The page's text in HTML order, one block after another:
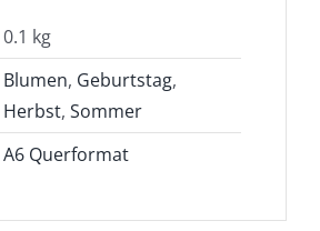
0.1 kg
Blumen, Geburtstag,
Herbst, Sommer
A6 Querformat